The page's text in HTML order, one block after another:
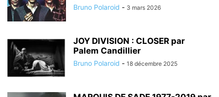
Bruno Polaroid - 3 mars 2026
JOY DIVISION : CLOSER par
Palem Candillier
Bruno Polaroid - 18 décembre 2025